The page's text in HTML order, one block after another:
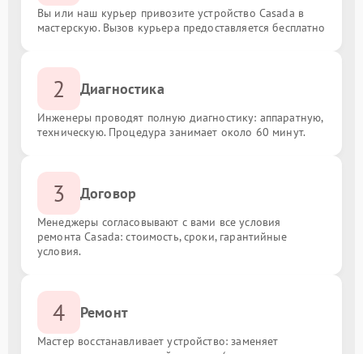
Вы или наш курьер привозите устройство Casada в
мастерскую. Вызов курьера предоставляется бесплатно
2 Диагностика
Инженеры проводят полную диагностику: аппаратную,
техническую. Процедура занимает около 60 минут.
3 Договор
Менеджеры согласовывают с вами все условия
ремонта Casada: стоимость, сроки, гарантийные
условия.
4 Ремонт
Мастер восстанавливает устройство: заменяет